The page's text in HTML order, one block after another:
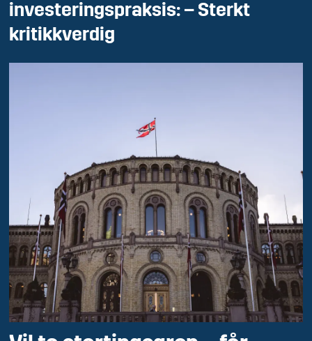
investeringspraksis: – Sterkt
kritikkverdig